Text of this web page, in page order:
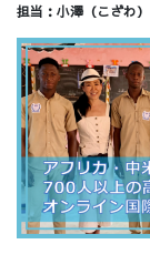
担当：小澤（こざわ）